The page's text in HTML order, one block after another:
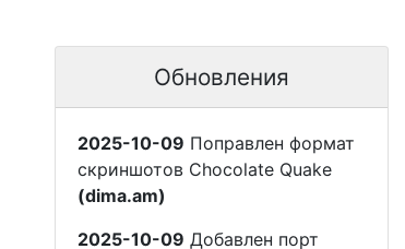
Обновления
2025-10-09 Поправлен формат
скриншотов Chocolate Quake
(dima.am)
2025-10-09 Добавлен порт